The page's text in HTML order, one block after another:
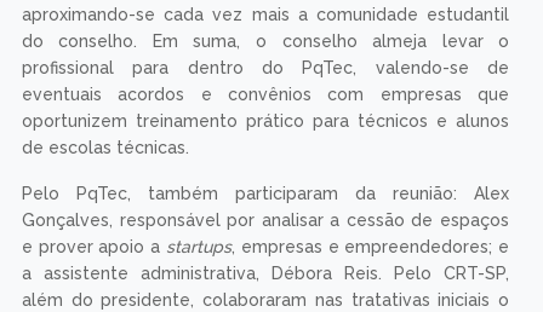
aproximando-se cada vez mais a comunidade estudantil
do conselho. Em suma, o conselho almeja levar o
profissional para dentro do PqTec, valendo-se de
eventuais acordos e convênios com empresas que
oportunizem treinamento prático para técnicos e alunos
de escolas técnicas.
Pelo PqTec, também participaram da reunião: Alex
Gonçalves, responsável por analisar a cessão de espaços
e prover apoio a startups, empresas e empreendedores; e
a assistente administrativa, Débora Reis. Pelo CRT-SP,
além do presidente, colaboraram nas tratativas iniciais o